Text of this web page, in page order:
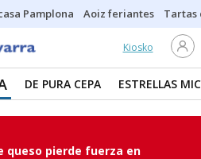
Pamplona Aoiz feriantes Tartas
Kiosko
DE PURA CEPA ESTRELLAS
queso pierde fuerza en